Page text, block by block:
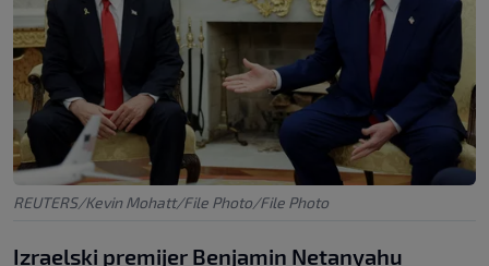
REUTERS/Kevin Mohatt/File Photo/File Photo
Izraelski premijer Benjamin Netanyahu